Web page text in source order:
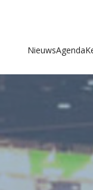
NieuwsAgenda